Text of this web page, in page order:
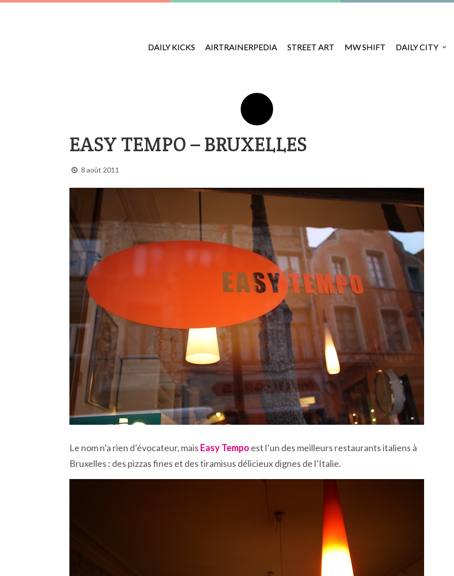
DAILY KICKS AIRTRAINERPEDIA STREET ART MW SHIFT DAILY CITY
EASY TEMPO – BRUXELLES
8 août 2011
Le nom n’a rien d’évocateur, mais Easy Tempo est l’un des meilleurs restaurants italiens à
Bruxelles : des pizzas fines et des tiramisus délicieux dignes de l’Italie.